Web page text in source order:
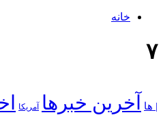
خانه
۷
| ها آخرین خبرها آمریکا